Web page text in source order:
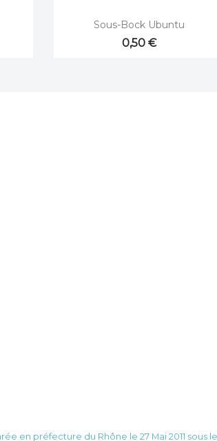
Aperçu rapide
Sous-Bock Ubuntu
0,50 €